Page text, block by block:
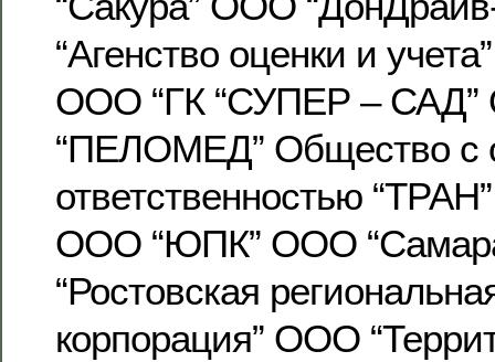
“Агенство оценки и
ООО “ГК “СУПЕР –
“ПЕЛОМЕД” Общество с
ответственностью
ООО “ЮПК” ООО
“Ростовская
корпорация” ООО